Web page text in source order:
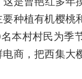
种植有机樱桃
本村村民为季
商，把西集大